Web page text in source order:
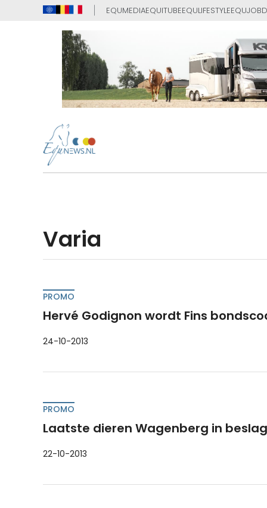
EQUMEDIAEQUITUBEEQULIFESTYLEEQUJOB
Varia
PROMO
Hervé Godignon wordt Fins
24-10-2013
PROMO
Laatste dieren Wagenberg in
22-10-2013